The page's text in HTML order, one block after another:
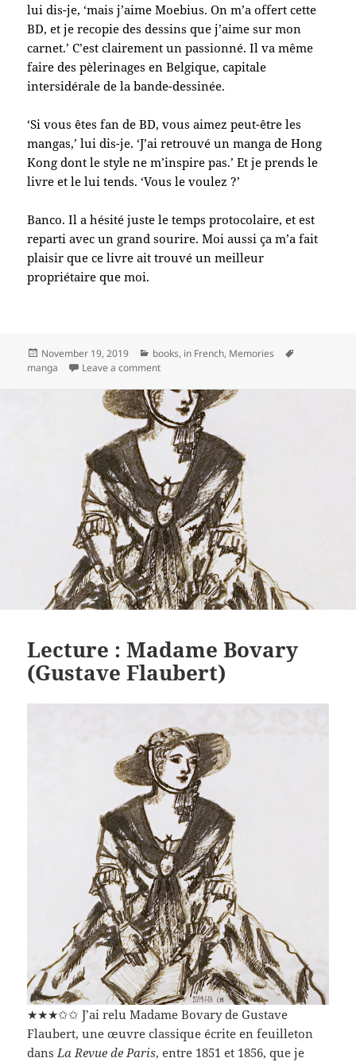
lui dis-je, ‘mais j’aime Moebius. On m’a offert cette
BD, et je recopie des dessins que j’aime sur mon
carnet.’ C’est clairement un passionné. Il va même
faire des pèlerinages en Belgique, capitale
intersidérale de la bande-dessinée.
‘Si vous êtes fan de BD, vous aimez peut-être les
mangas,’ lui dis-je. ‘J’ai retrouvé un manga de Hong
Kong dont le style ne m’inspire pas.’ Et je prends le
livre et le lui tends. ‘Vous le voulez ?’
Banco. Il a hésité juste le temps protocolaire, et est
reparti avec un grand sourire. Moi aussi ça m’a fait
plaisir que ce livre ait trouvé un meilleur
propriétaire que moi.
Posted
on
November 19, 2019 Categories
books, in French, Memories
manga
Leave a commenton Manga donné à un fan de BD
Lecture : Madame Bovary
(Gustave Flaubert)
★★★✩✩ J’ai relu Madame Bovary de Gustave
Flaubert, une œuvre classique écrite en feuilleton
dansLa Revue de Paris, entre 1851 et 1856, que je